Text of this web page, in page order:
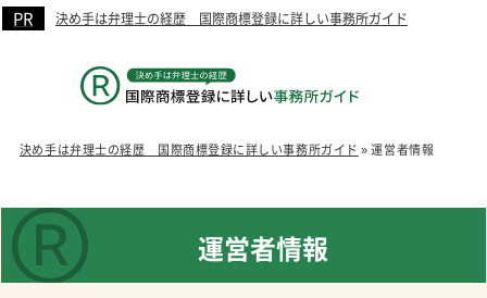
決め手は弁理士の経歴 国際商標登録に詳しい事務所ガイド
決め手は弁理士の経歴 国際商標登録に詳しい事務所ガイド »運営者情報
運営者情報